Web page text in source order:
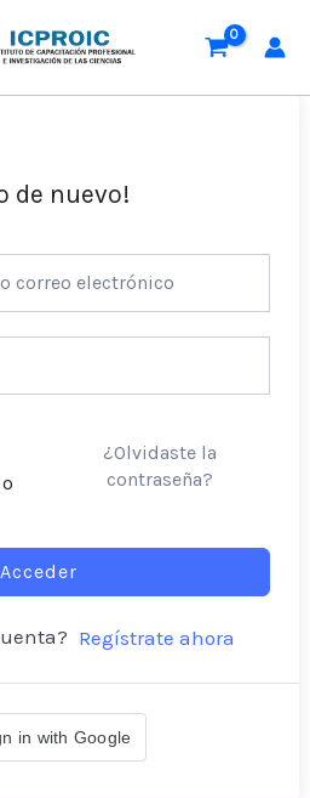
de nuevo!
¿Olvidaste la
contraseña?
Acceder
Regístrate ahora
in with Google